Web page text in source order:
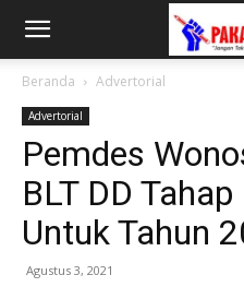
Beranda Advertorial
Advertorial
Pemdes
BLT DD
Untuk Tahun
Agustus 3, 2021